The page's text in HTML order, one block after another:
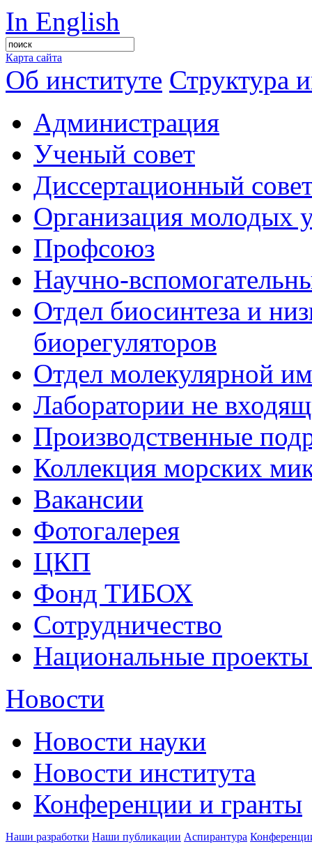
In English
Карта сайта
Об институте Структура
Администрация
Ученый совет
Диссертационный
Организация молодых
Профсоюз
Научно-
Отдел биосинтеза и
биорегуляторов
Отдел молекулярной
Лаборатории не
Производственные
Коллекция морских
Вакансии
Фотогалерея
ЦКП
Фонд ТИБОХ
Сотрудничество
Национальные
Новости
Новости науки
Новости института
Конференции и гранты
Наши разработки Наши публикации Аспирантура